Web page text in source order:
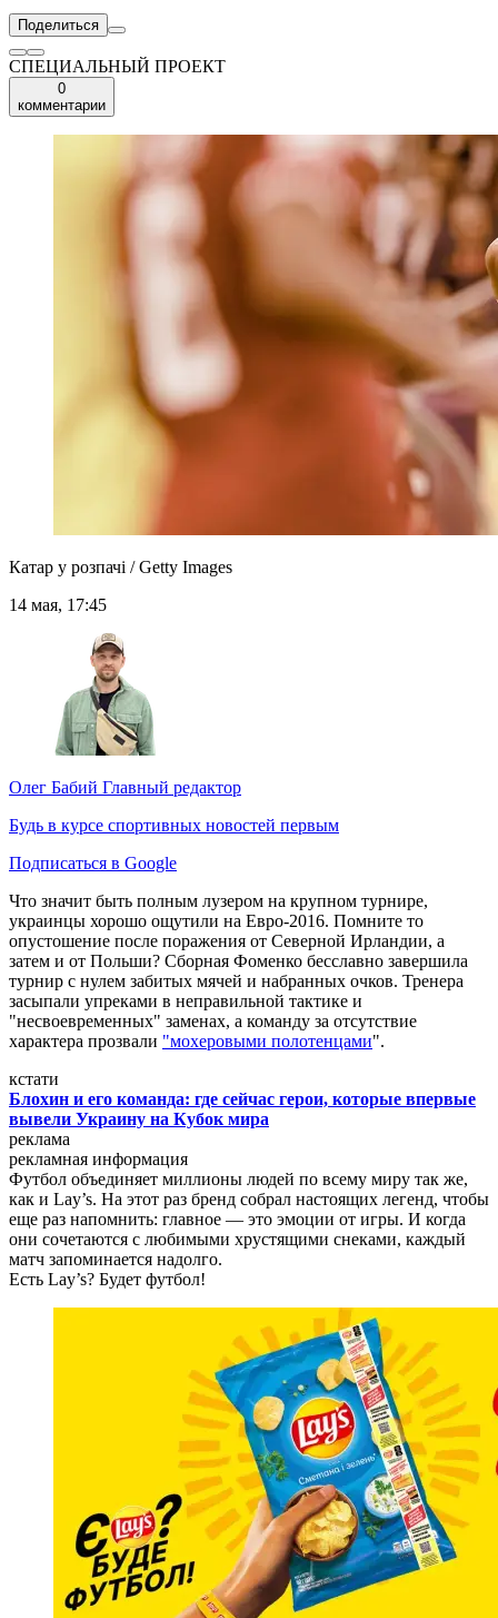
Поделиться
СПЕЦИАЛЬНЫЙ ПРОЕКТ
0
комментарии
Катар у розпачі / Getty Images
14 мая, 17:45
Олег Бабий Главный редактор
Будь в курсе спортивных новостей первым
Подписаться в Google
Что значит быть полным лузером на крупном турнире,
украинцы хорошо ощутили на Евро-2016. Помните то
опустошение после поражения от Северной Ирландии, а
затем и от Польши? Сборная Фоменко бесславно завершила
турнир с нулем забитых мячей и набранных очков. Тренера
засыпали упреками в неправильной тактике и
"несвоевременных" заменах, а команду за отсутствие
характера прозвали "мохеровыми полотенцами".
кстати
Блохин и его команда: где сейчас герои, которые впервые
вывели Украину на Кубок мира
реклама
рекламная информация
Футбол объединяет миллионы людей по всему миру так же,
как и Lay’s. На этот раз бренд собрал настоящих легенд, чтобы
еще раз напомнить: главное — это эмоции от игры. И когда
они сочетаются с любимыми хрустящими снеками, каждый
матч запоминается надолго.
Есть Lay’s? Будет футбол!